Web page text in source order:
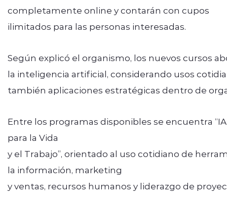
completamente online y contarán con cupos
ilimitados para las personas interesadas.
Según explicó el organismo, los nuevos cursos
la inteligencia artificial, considerando usos
también aplicaciones estratégicas dentro de
Entre los programas disponibles se encuentra “IA
para la Vida
y el Trabajo”, orientado al uso cotidiano de
la información, marketing
y ventas, recursos humanos y liderazgo de